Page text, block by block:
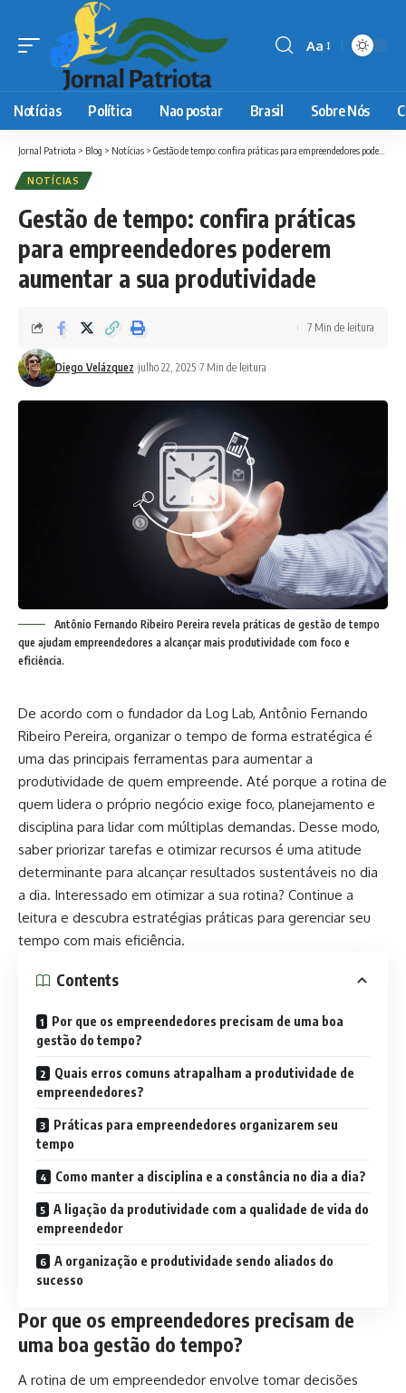
Font
Aa
Notícias Política Nao postar Brasil Sobre Nós
Jornal Patriota > Blog > Notícias > Gestão de tempo: confira práticas para empreendedores poderem aumentar a sua produtividade
NOTÍCIAS
Gestão de tempo: confira práticas
para empreendedores poderem
aumentar a sua produtividade
Diego Velázquez julho 22, 2025 7 Min de leitura
7 Min de leitura
Antônio Fernando Ribeiro Pereira revela práticas de gestão de tempo
que ajudam empreendedores a alcançar mais produtividade com foco e
eficiência.
De acordo com o fundador da Log Lab, Antônio Fernando
Ribeiro Pereira, organizar o tempo de forma estratégica é
uma das principais ferramentas para aumentar a
produtividade de quem empreende. Até porque a rotina de
quem lidera o próprio negócio exige foco, planejamento e
disciplina para lidar com múltiplas demandas. Desse modo,
saber priorizar tarefas e otimizar recursos é uma atitude
determinante para alcançar resultados sustentáveis no dia
a dia. Interessado em otimizar a sua rotina? Continue a
leitura e descubra estratégias práticas para gerenciar seu
tempo com mais eficiência.
Contents
Por que os empreendedores precisam de uma boa
gestão do tempo?
Quais erros comuns atrapalham a produtividade de
empreendedores?
Práticas para empreendedores organizarem seu
tempo
Como manter a disciplina e a constância no dia a dia?
A ligação da produtividade com a qualidade de vida do
empreendedor
A organização e produtividade sendo aliados do
sucesso
Por que os empreendedores precisam de
uma boa gestão do tempo?
A rotina de um empreendedor envolve tomar decisões